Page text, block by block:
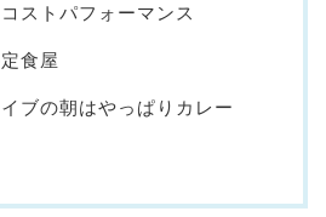
ストパフォーマンス
食屋
ブの朝はやっぱりカレー